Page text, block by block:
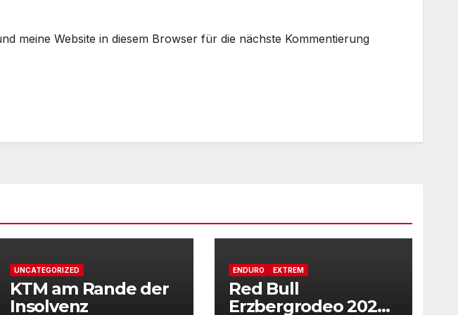
meine Website in diesem Browser für die nächste Kommentierung
UNCATEGORIZED
KTM am Rande der
Insolvenz
ENDURO EXTREM
Red Bull
Erzbergrodeo 2025: